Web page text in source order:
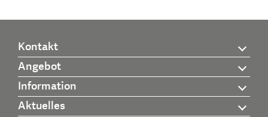
Kontakt
Angebot
Information
Aktuelles